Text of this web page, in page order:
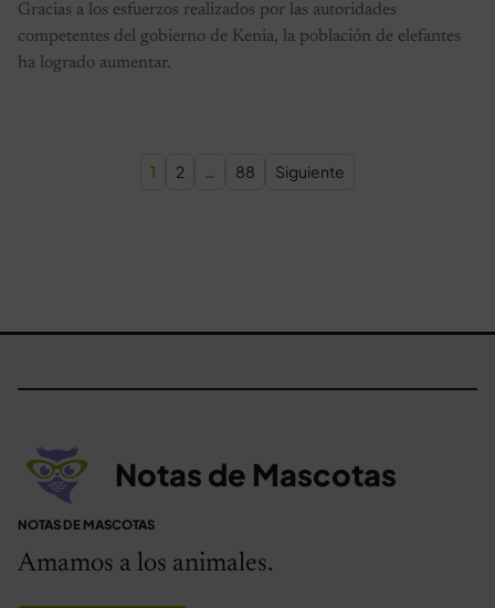
Gracias a los esfuerzos realizados por las autoridades
competentes del gobierno de Kenia, la población de elefantes
ha logrado aumentar.
Paginación de entradas
1 2 … 88 Siguiente
Notas de Mascotas
NOTAS DE MASCOTAS
Amamos a los animales.